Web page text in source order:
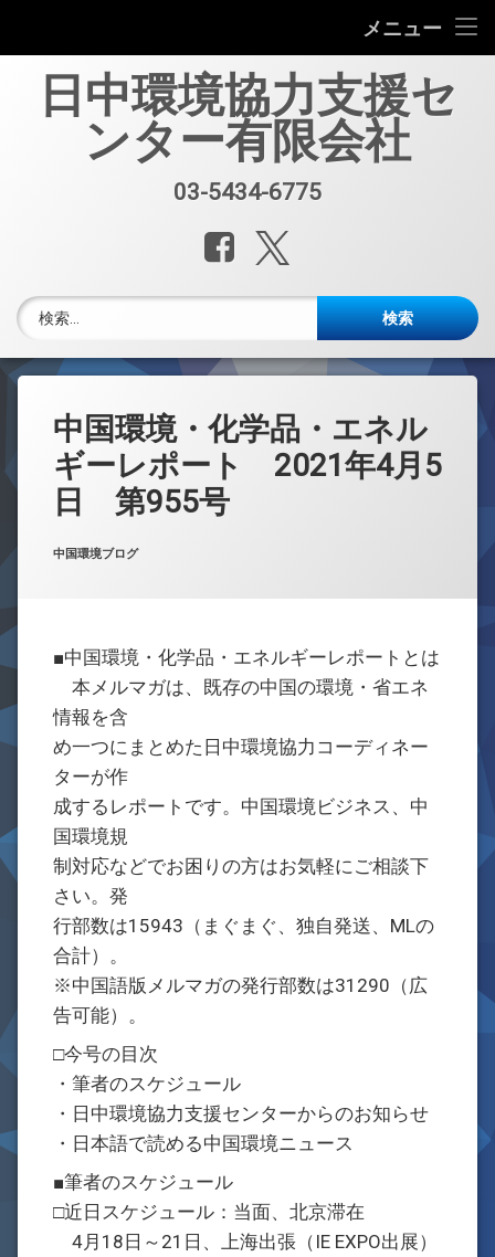
メニュー
中国環境規制対応セミナー（第33回）
中国環境規制対応支援業務紹介
セミナー、資料販売
中文
お問合せ
日中環境協力支援セ
ンター有限会社
03-5434-6775
Facebook
中国環境・化学品・エネル
ギーレポート 2021年4月5
日 第955号
Posted on 2021年4月5日
Updated on 2021年4月6日
byw059105
カテゴリー:
中国環境ブログ
■中国環境・化学品・エネルギーレポートとは
本メルマガは、既存の中国の環境・省エネ
情報を含
め一つにまとめた日中環境協力コーディネー
ターが作
成するレポートです。中国環境ビジネス、中
国環境規
制対応などでお困りの方はお気軽にご相談下
さい。発
行部数は15943（まぐまぐ、独自発送、MLの
合計）。
※中国語版メルマガの発行部数は31290（広
告可能）。
□今号の目次
・筆者のスケジュール
・日中環境協力支援センターからのお知らせ
・日本語で読める中国環境ニュース
■筆者のスケジュール
□近日スケジュール：当面、北京滞在
4月18日～21日、上海出張（IE EXPO出展）